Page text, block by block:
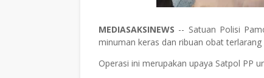
MEDIASAKSINEWS -- Satuan Polisi
minuman keras dan ribuan obat
Operasi ini merupakan upaya Satpol PP